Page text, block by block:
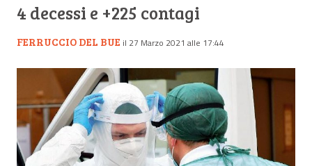
4 decessi e +225 contagi
FERRUCCIO DEL BUE il 27 Marzo 2021 alle 17:44